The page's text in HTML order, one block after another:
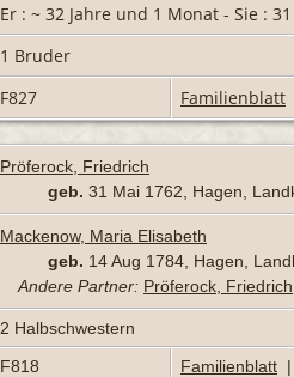
Er : ~ 32 Jahre und 1 Monat - Sie :
1 Bruder
F827 Familienblatt
Pröferock, Friedrich
geb. 31 Mai 1762, Hagen,
Mackenow, Maria Elisabeth
geb. 14 Aug 1784, Hagen,
Andere Partner: Pröferock, Friedrich
2 Halbschwestern
F818 Familienblatt |